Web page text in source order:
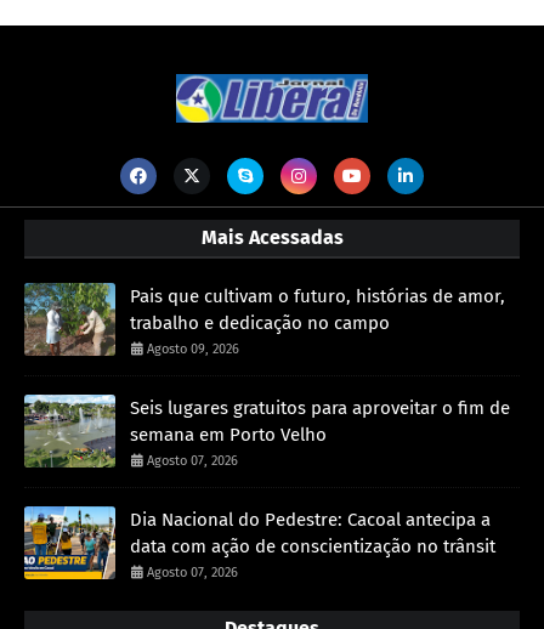
Mais Acessadas
Pais que cultivam o futuro, histórias de amor,
trabalho e dedicação no campo
Agosto 09, 2026
Seis lugares gratuitos para aproveitar o fim de
semana em Porto Velho
Agosto 07, 2026
Dia Nacional do Pedestre: Cacoal antecipa a
data com ação de conscientização no trânsit
Agosto 07, 2026